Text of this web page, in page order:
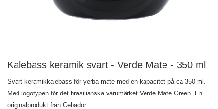
Kalebass keramik svart - Verde Mate - 350 ml
Svart keramikkalebass för yerba mate med en kapacitet på ca 350 ml.
Med logotypen för det brasilianska varumärket Verde Mate Green. En
originalprodukt från Cebador.